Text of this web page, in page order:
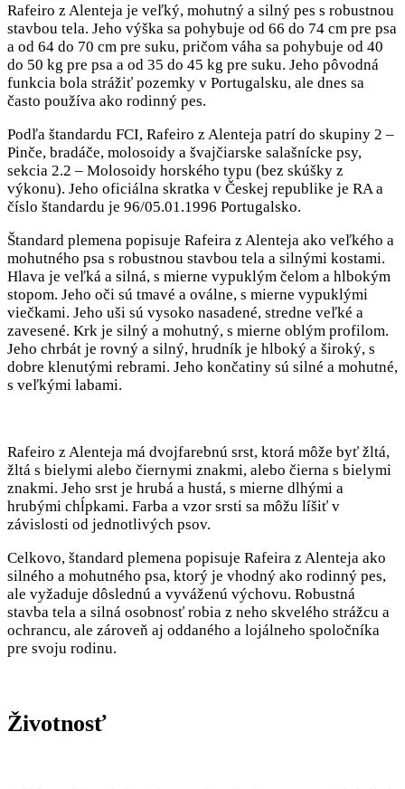
Rafeiro z Alenteja je veľký, mohutný a silný pes s robustnou
stavbou tela. Jeho výška sa pohybuje od 66 do 74 cm pre psa
a od 64 do 70 cm pre suku, pričom váha sa pohybuje od 40
do 50 kg pre psa a od 35 do 45 kg pre suku. Jeho pôvodná
funkcia bola strážiť pozemky v Portugalsku, ale dnes sa
často používa ako rodinný pes.
Podľa štandardu FCI, Rafeiro z Alenteja patrí do skupiny 2 –
Pinče, bradáče, molosoidy a švajčiarske salašnícke psy,
sekcia 2.2 – Molosoidy horského typu (bez skúšky z
výkonu). Jeho oficiálna skratka v Českej republike je RA a
číslo štandardu je 96/05.01.1996 Portugalsko.
Štandard plemena popisuje Rafeira z Alenteja ako veľkého a
mohutného psa s robustnou stavbou tela a silnými kostami.
Hlava je veľká a silná, s mierne vypuklým čelom a hlbokým
stopom. Jeho oči sú tmavé a oválne, s mierne vypuklými
viečkami. Jeho uši sú vysoko nasadené, stredne veľké a
zavesené. Krk je silný a mohutný, s mierne oblým profilom.
Jeho chrbát je rovný a silný, hrudník je hlboký a široký, s
dobre klenutými rebrami. Jeho končatiny sú silné a mohutné,
s veľkými labami.
Rafeiro z Alenteja má dvojfarebnú srst, ktorá môže byť žltá,
žltá s bielymi alebo čiernymi znakmi, alebo čierna s bielymi
znakmi. Jeho srst je hrubá a hustá, s mierne dlhými a
hrubými chĺpkami. Farba a vzor srsti sa môžu líšiť v
závislosti od jednotlivých psov.
Celkovo, štandard plemena popisuje Rafeira z Alenteja ako
silného a mohutného psa, ktorý je vhodný ako rodinný pes,
ale vyžaduje dôslednú a vyváženú výchovu. Robustná
stavba tela a silná osobnosť robia z neho skvelého strážcu a
ochrancu, ale zároveň aj oddaného a lojálneho spoločníka
pre svoju rodinu.
Životnosť